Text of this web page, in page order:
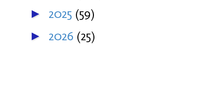
► 2025 (59)
► 2026 (25)